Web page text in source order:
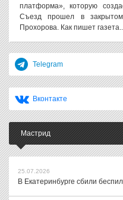
платформа», которую
Съезд прошел в
Прохорова. Как пишет
Telegram
Вконтакте
Мастрид
25.07.2026
В Екатеринбурге сбили